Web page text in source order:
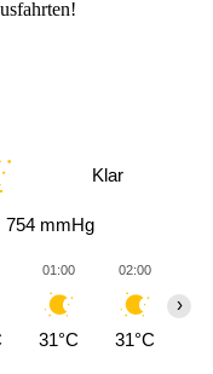
Klar
754 mmHg
01:00
31°C
02:00
31°C
›